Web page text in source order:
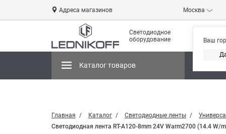
Адреса магазинов Москва
Ваш
Светодиодное
оборудование
Каталог товаров
Главная Каталог Светодиодные ленты
Светодиодная лента RT-A120-8mm 24V Warm2700 (14.4